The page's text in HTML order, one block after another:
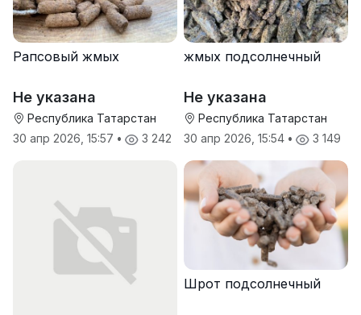
Рапсовый жмых
Не указана
Республика Татарстан
30 апр 2026, 15:57 • 3 242
жмых подсолнечный
Не указана
Республика Татарстан
30 апр 2026, 15:54 • 3 149
Шрот подсолнечный